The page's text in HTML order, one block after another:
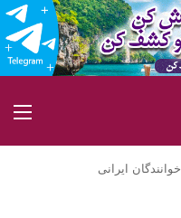
خوانندگان ایرانی